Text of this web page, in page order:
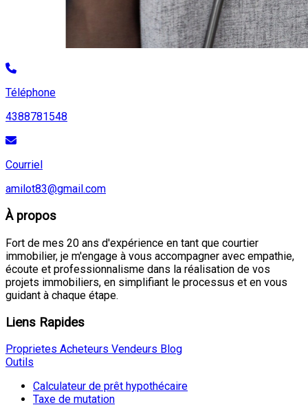
Téléphone
4388781548
Courriel
amilot83@gmail.com
À propos
Fort de mes 20 ans d'expérience en tant que courtier
immobilier, je m'engage à vous accompagner avec empathie,
écoute et professionnalisme dans la réalisation de vos
projets immobiliers, en simplifiant le processus et en vous
guidant à chaque étape.
Liens Rapides
Proprietes Acheteurs Vendeurs Blog
Outils
Calculateur de prêt hypothécaire
Taxe de mutation